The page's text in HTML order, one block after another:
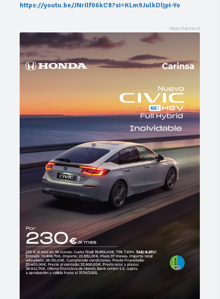
https://youtu.be/JNrIlf06kC8?si=KLm9JulkDljpi-Yo